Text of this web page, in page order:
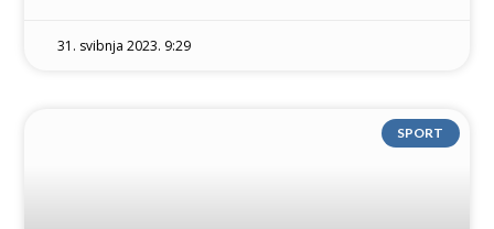
31. svibnja 2023. 9:29
SPORT